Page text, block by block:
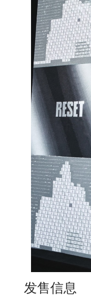
发售信息